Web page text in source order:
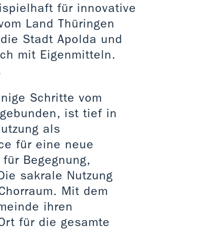
für innovative
Land Thüringen
Stadt Apolda und
mit Eigenmitteln.
Schritte vom
ist tief in
als
für eine neue
Begegnung,
sakrale Nutzung
Mit dem
ihren
für die gesamte